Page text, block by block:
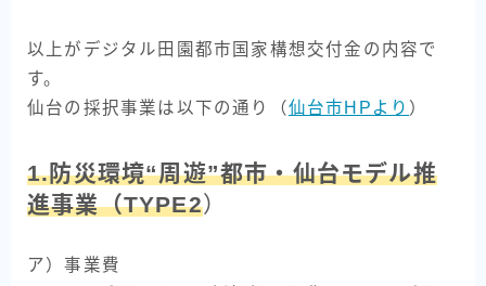
以上がデジタル田園都市国家構想交付金の内容で
す。
仙台の採択事業は以下の通り（仙台市HPより ）
1.防災環境“周遊”都市・仙台モデル推
進事業（TYPE2）
ア）事業費